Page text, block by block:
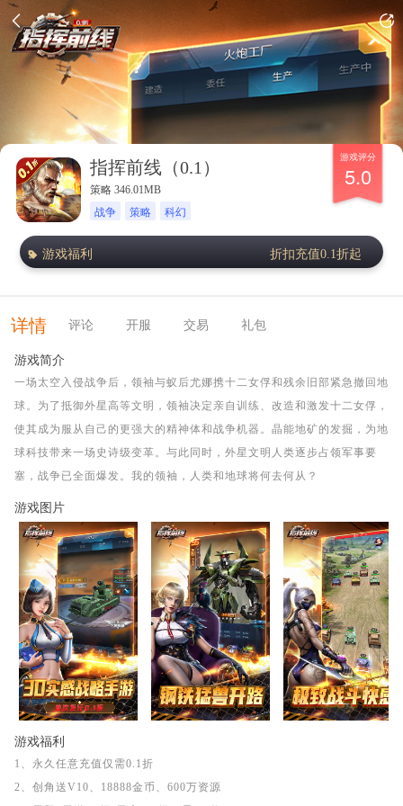
指挥前线（0.1）
策略 346.01MB
战争 策略 科幻
游戏评分
5.0
游戏福利 折扣充值0.1折起
详情 评论 开服 交易 礼包
游戏简介
一场太空入侵战争后，领袖与蚁后尤娜携十二女俘和残余旧部紧急撤回地
球。为了抵御外星高等文明，领袖决定亲自训练、改造和激发十二女俘，
使其成为服从自己的更强大的精神体和战争机器。晶能地矿的发掘，为地
球科技带来一场史诗级变革。与此同时，外星文明人类逐步占领军事要
塞，战争已全面爆发。我的领袖，人类和地球将何去何从？
游戏图片
游戏福利
1、永久任意充值仅需0.1折
2、创角送V10、18888金币、600万资源